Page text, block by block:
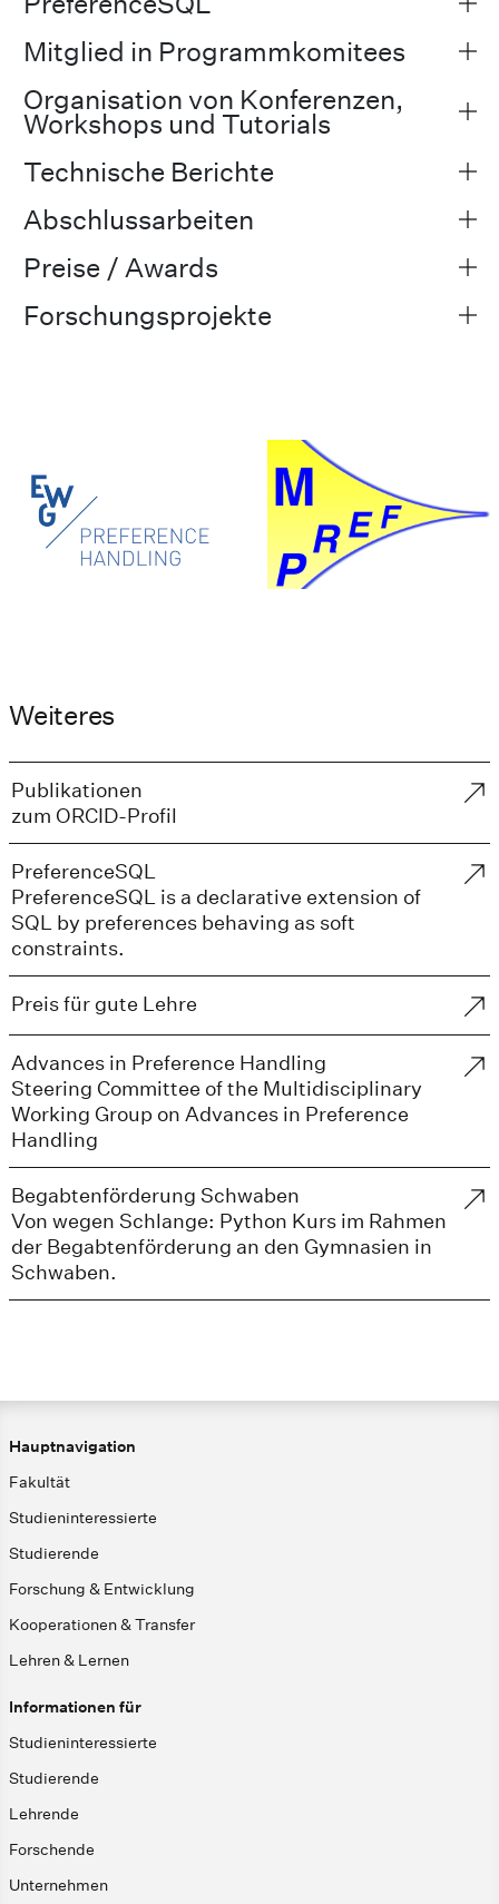
Mitglied in Programmkomitees
Organisation von Konferenzen,
Workshops und Tutorials
Technische Berichte
Abschlussarbeiten
Preise / Awards
Forschungsprojekte
Weiteres
Publikationen
zum ORCID-Profil
PreferenceSQL
PreferenceSQL is a declarative extension of
SQL by preferences behaving as soft
constraints.
Preis für gute Lehre
Advances in Preference Handling
Steering Committee of the Multidisciplinary
Working Group on Advances in Preference
Handling
Begabtenförderung Schwaben
Von wegen Schlange: Python Kurs im Rahmen
der Begabtenförderung an den Gymnasien in
Schwaben.
Hauptnavigation
Fakultät
Studieninteressierte
Studierende
Forschung & Entwicklung
Kooperationen & Transfer
Lehren & Lernen
Informationen für
Studieninteressierte
Studierende
Lehrende
Forschende
Unternehmen